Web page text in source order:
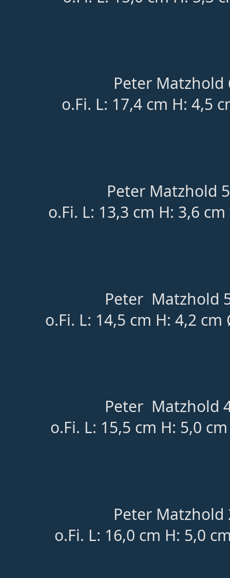
Peter Matzhold
o.Fi. L: 17,4 cm H: 4,5
Peter Matzhold
o.Fi. L: 13,3 cm H: 3,6
Peter Matzhold
o.Fi. L: 14,5 cm H: 4,2
Peter Matzhold
o.Fi. L: 15,5 cm H: 5,0
Peter Matzhold
o.Fi. L: 16,0 cm H: 5,0